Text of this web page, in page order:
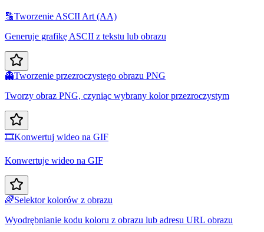
🔡Tworzenie ASCII Art (AA)
Generuje grafikę ASCII z tekstu lub obrazu
👻Tworzenie przezroczystego obrazu PNG
Tworzy obraz PNG, czyniąc wybrany kolor przezroczystym
🎞️Konwertuj wideo na GIF
Konwertuje wideo na GIF
🌈Selektor kolorów z obrazu
Wyodrębnianie kodu koloru z obrazu lub adresu URL obrazu